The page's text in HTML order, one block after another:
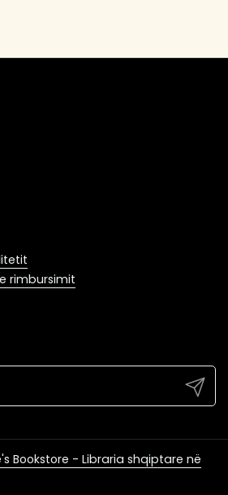
rimbursimit
Submit
Bookstore - Libraria shqiptare në